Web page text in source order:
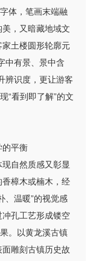
体，笔画末端融
，又暗藏地域文
土楼圆形轮廓元
中有景、景中含
辨识度，更让游客
“看到即了解”的文
的平衡
自然质感又彰显
樟木或楠木，经
、温暖”的视觉感
孔工艺形成镂空
。以黄龙溪古镇
雕刻古镇历史故